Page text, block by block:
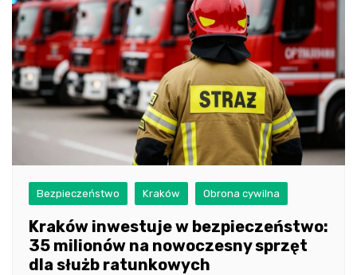
Bezpieczeństwo Kraków Obrona cywilna
Kraków inwestuje w bezpieczeństwo:
35 milionów na nowoczesny sprzęt
dla służb ratunkowych